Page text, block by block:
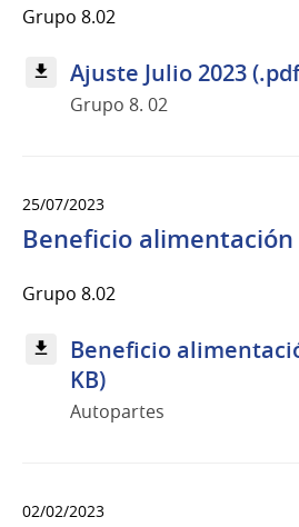
Grupo 8.02
Ajuste Julio 2023
Grupo 8. 02
25/07/2023
Beneficio alimentación
Grupo 8.02
Beneficio
KB)
Autopartes
02/02/2023